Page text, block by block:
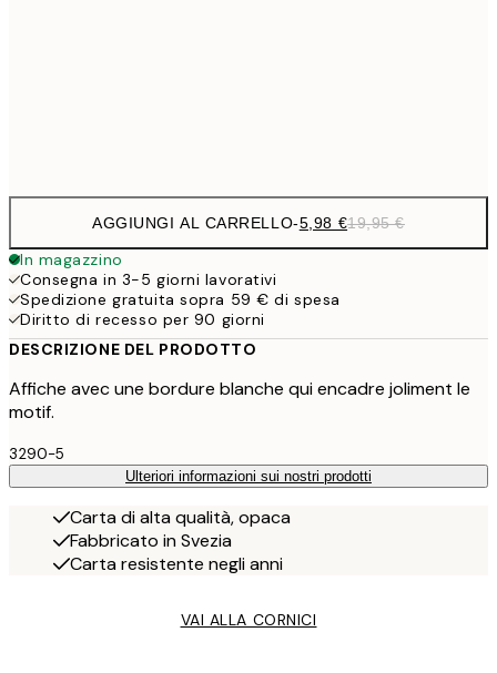
AGGIUNGI AL CARRELLO-5,98 €19,95 €
In magazzino
Consegna in 3-5 giorni lavorativi
Spedizione gratuita sopra 59 € di spesa
Diritto di recesso per 90 giorni
DESCRIZIONE DEL PRODOTTO
Affiche avec une bordure blanche qui encadre joliment le
motif.
3290-5
Ulteriori informazioni sui nostri prodotti
Carta di alta qualità, opaca
Fabbricato in Svezia
Carta resistente negli anni
VAI ALLA CORNICI